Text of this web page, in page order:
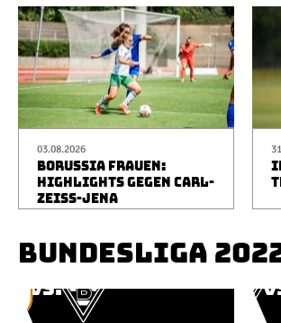
03.08.2026
BORUSSIA FRAUEN:
HIGHLIGHTS GEGEN CARL-
ZEISS-JENA
BUNDESLIGA